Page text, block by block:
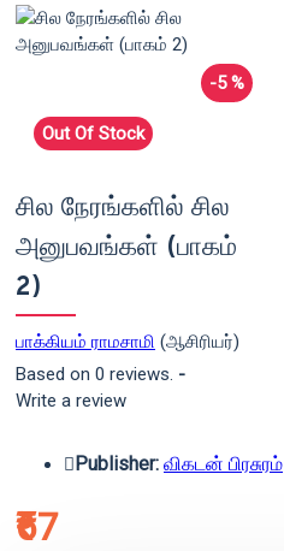
-5 %
Out Of Stock
சில நேரங்களில் சில
அனுபவங்கள் (பாகம்
2)
பாக்கியம் ராமசாமி (ஆசிரியர்)
Based on 0 reviews. -
Write a review
₹67
Publisher: விகடன் பிரசுரம்